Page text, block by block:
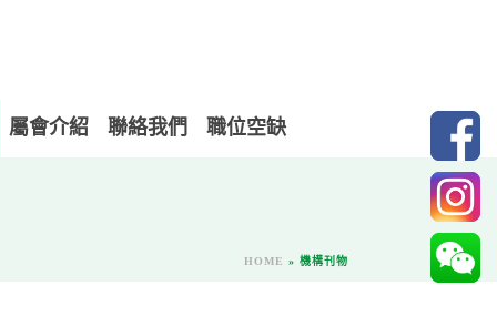
屬會介紹 聯絡我們 職位空缺
HOME » 機構刊物